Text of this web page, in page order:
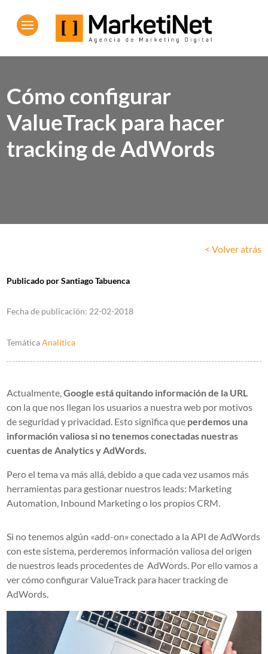
Cómo configurar
ValueTrack para hacer
tracking de AdWords
< Volver atrás
Publicado porSantiago Tabuenca
Fecha de publicación:22-02-2018
TemáticaAnalítica
Actualmente,Google está quitando información de la URL
con la que nos llegan los usuarios a nuestra web por motivos
de seguridad y privacidad. Esto significa que perdemos una
información valiosa si no tenemos conectadas nuestras
cuentas de Analytics y AdWords.
Pero el tema va más allá, debido a que cada vez usamos más
herramientas para gestionar nuestros leads: Marketing
Automation, Inbound Marketing o los propios CRM.
Si no tenemos algún «add-on» conectado a la API de AdWords
con este sistema, perderemos información valiosa del origen
de nuestros leads procedentes de AdWords. Por ello vamos a
ver cómo configurar ValueTrack para hacer tracking de
AdWords.